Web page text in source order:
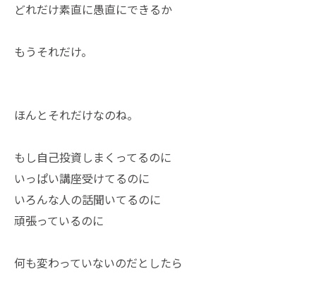
どれだけ素直に愚直にできるか
もうそれだけ。
ほんとそれだけなのね。
もし自己投資しまくってるのに
いっぱい講座受けてるのに
いろんな人の話聞いてるのに
頑張っているのに
何も変わっていないのだとしたら